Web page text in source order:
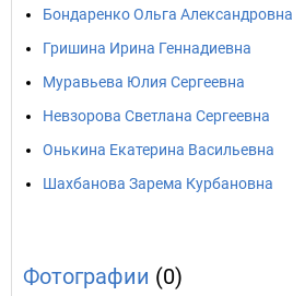
Бондаренко Ольга Александровна
Гришина Ирина Геннадиевна
Муравьева Юлия Сергеевна
Невзорова Светлана Сергеевна
Онькина Екатерина Васильевна
Шахбанова Зарема Курбановна
Фотографии (0)